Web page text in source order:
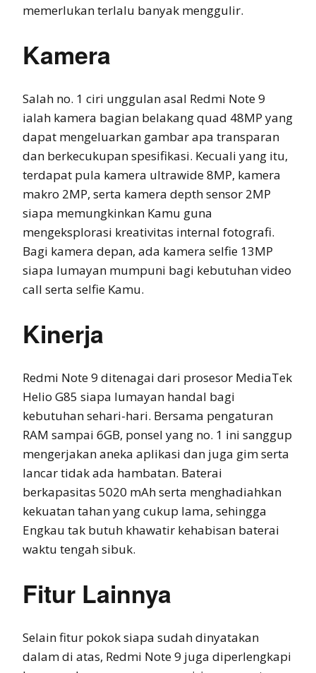
memerlukan terlalu banyak menggulir.
Kamera
Salah no. 1 ciri unggulan asal Redmi Note 9
ialah kamera bagian belakang quad 48MP yang
dapat mengeluarkan gambar apa transparan
dan berkecukupan spesifikasi. Kecuali yang itu,
terdapat pula kamera ultrawide 8MP, kamera
makro 2MP, serta kamera depth sensor 2MP
siapa memungkinkan Kamu guna
mengeksplorasi kreativitas internal fotografi.
Bagi kamera depan, ada kamera selfie 13MP
siapa lumayan mumpuni bagi kebutuhan video
call serta selfie Kamu.
Kinerja
Redmi Note 9 ditenagai dari prosesor MediaTek
Helio G85 siapa lumayan handal bagi
kebutuhan sehari-hari. Bersama pengaturan
RAM sampai 6GB, ponsel yang no. 1 ini sanggup
mengerjakan aneka aplikasi dan juga gim serta
lancar tidak ada hambatan. Baterai
berkapasitas 5020 mAh serta menghadiahkan
kekuatan tahan yang cukup lama, sehingga
Engkau tak butuh khawatir kehabisan baterai
waktu tengah sibuk.
Fitur Lainnya
Selain fitur pokok siapa sudah dinyatakan
dalam di atas, Redmi Note 9 juga diperlengkapi